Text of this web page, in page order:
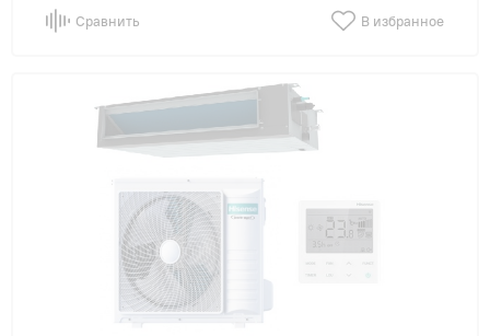
Сравнить В избранное